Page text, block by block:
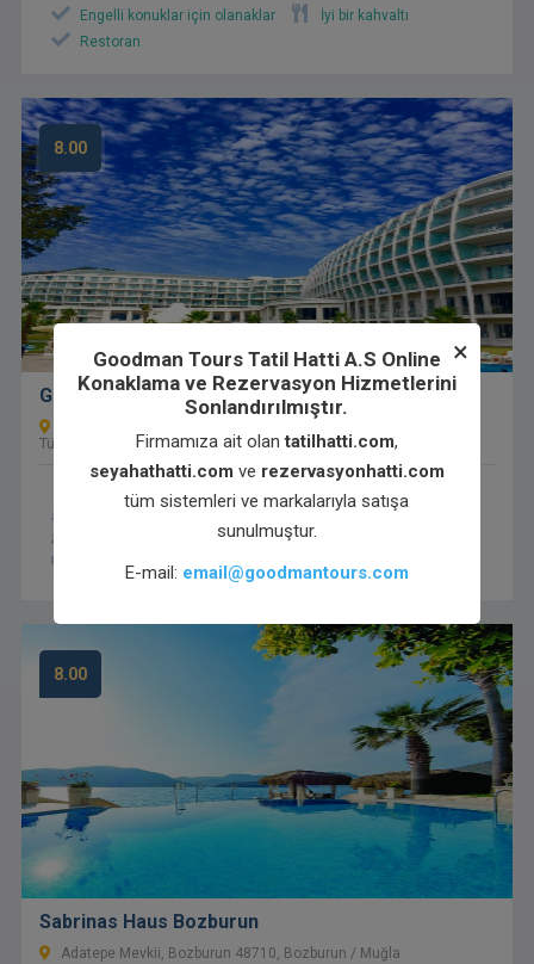
Engelli konuklar için olanaklar
İyi bir kahvaltı
Restoran
8.00
Green Nature Diamond
Türkiye
3 yüzme havuzu
Bar
Engelli konuklar için olanaklar
İyi bir kahvaltı
8.00
Sabrinas Haus Bozburun
Adatepe Mevkii, Bozburun 48710, Bozburun / Muğla
×
Goodman Tours Tatil Hatti A.S Online
Konaklama ve Rezervasyon Hizmetlerini
Sonlandırılmıştır.
Firmamıza ait olantatilhatti.com,
seyahathatti.com ve rezervasyonhatti.com
tüm sistemleri ve markalarıyla satışa
sunulmuştur.
E-mail: email@goodmantours.com